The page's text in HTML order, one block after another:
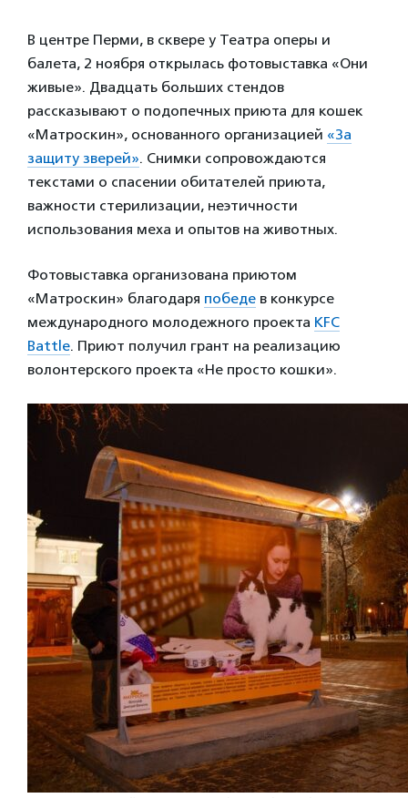
В центре Перми, в сквере у Театра оперы и
балета, 2 ноября открылась фотовыставка «Они
живые». Двадцать больших стендов
рассказывают о подопечных приюта для кошек
«Матроскин», основанного организацией «За
защиту зверей». Снимки сопровождаются
текстами о спасении обитателей приюта,
важности стерилизации, неэтичности
использования меха и опытов на животных.
Фотовыставка организована приютом
«Матроскин» благодаря победе в конкурсе
международного молодежного проекта KFC
Battle. Приют получил грант на реализацию
волонтерского проекта «Не просто кошки».